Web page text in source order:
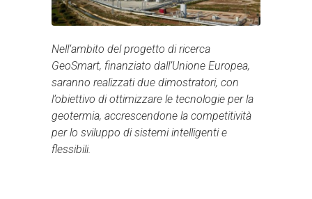
Nell’ambito del progetto di ricerca
GeoSmart, finanziato dall’Unione Europea,
saranno realizzati due dimostratori, con
l’obiettivo di ottimizzare le tecnologie per la
geotermia, accrescendone la competitività
per lo sviluppo di sistemi intelligenti e
flessibili.